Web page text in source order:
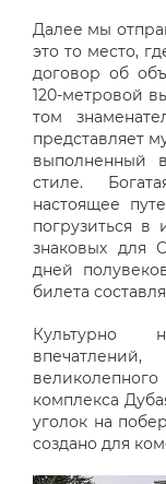
Далее мы
это то место,
договор об
120-метровой
том
представляет
выполненный
стиле.
настоящее
погрузиться в
знаковых для
дней
билета
Культурно
комплекса
уголок на
создано для